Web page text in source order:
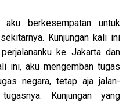
berkesempatan untuk
Kunjungan kali ini
ke Jakarta dan
ini, aku mengemban tugas
negara, tetap aja jalan-
Kunjungan yang